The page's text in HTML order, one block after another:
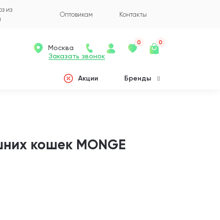
из
Оптовикам Контакты
Заказать звонок
Москва
0 0
Акции Бренды
кошек MONGE